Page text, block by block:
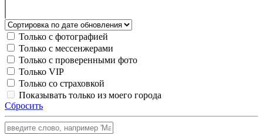
Только с фотографией
Только с мессенжерами
Только с проверенными фото
Только VIP
Только со страховкой
Показывать только из моего города
Сбросить